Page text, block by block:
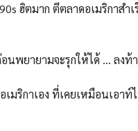
ฮิตมาก ตีตลาดอเมริกาส
นพยายามจะรุกให้ได้ … ลงท้
เมริกาเอง ที่เคยเหมือนเอ